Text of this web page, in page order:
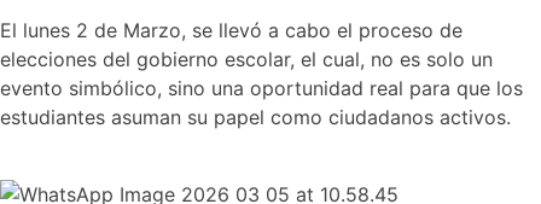
El lunes 2 de Marzo, se llevó a cabo el proceso de
elecciones del gobierno escolar, el cual, no es solo un
evento simbólico, sino una oportunidad real para que los
estudiantes asuman su papel como ciudadanos activos.